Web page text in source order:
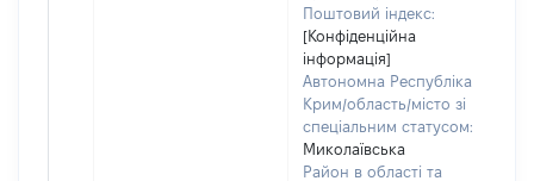
Поштовий індекс:
[Конфіденційна
інформація]
Автономна Республіка
Крим/область/місто зі
спеціальним статусом:
Миколаївська
Район в області та